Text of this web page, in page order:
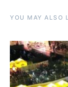
YOU MAY ALSO